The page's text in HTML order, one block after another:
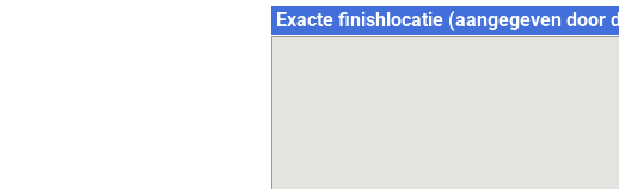
Exacte finishlocatie (aangegeven door